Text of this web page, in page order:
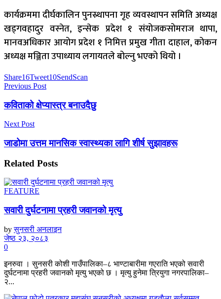
कार्यक्रममा दीर्घकालिन पुनस्र्थापना गृह व्यवस्थापन समिति अध्यक्ष
खड्गवहादुर वस्नेत, इन्सेक प्रदेश १ संयोजकसोमराज थापा,
मानवअधिकार आयोग प्रदेश १ निमित्त प्रमुख गीता दाहाल, कोकन
अध्यक्ष मञ्जिता उपाध्याय लगायतले बोल्नु भएको थियो ।
Share16Tweet10SendScan
Previous Post
कविताको क्षेप्यास्त्र बनाउदैछु
Next Post
जाडोमा उत्तम मानसिक स्वास्थ्यका लागि शीर्ष सुझावहरू
Related Posts
FEATURE
सवारी दुर्घटनामा प्रहरी जवानको मृत्यु
by सुनसरी अनलाइन
जेष्ठ २३, २०८३
0
इनरुवा । सुनसरी कोशी गाउँपालिका–८ भाण्टाबारीमा गएराति भएको सवारी
दुर्घटनामा प्रहरी जवानको मृत्यु भएको छ । मृत्यु हुनेमा त्रियुगा नगरपालिका–
२...